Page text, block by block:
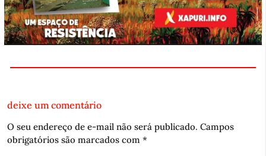
deixe um comentário
O seu endereço de e-mail não será publicado. Campos
obrigatórios são marcados com *